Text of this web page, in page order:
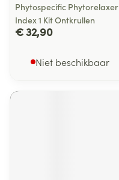
Phytospecific Phytorelaxer
Index 1 Kit Ontkrullen
€ 32,90
Niet beschikbaar